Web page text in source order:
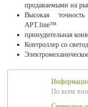
продаваемыми на
Высокая
APT.line™
принудительная
Контроллер со
По всем